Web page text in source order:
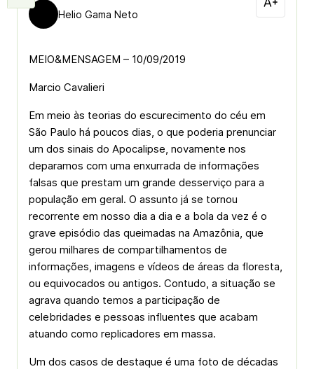
Helio Gama Neto
MEIO&MENSAGEM – 10/09/2019
Marcio Cavalieri
Em meio às teorias do escurecimento do céu em
São Paulo há poucos dias, o que poderia prenunciar
um dos sinais do Apocalipse, novamente nos
deparamos com uma enxurrada de informações
falsas que prestam um grande desserviço para a
população em geral. O assunto já se tornou
recorrente em nosso dia a dia e a bola da vez é o
grave episódio das queimadas na Amazônia, que
gerou milhares de compartilhamentos de
informações, imagens e vídeos de áreas da floresta,
ou equivocados ou antigos. Contudo, a situação se
agrava quando temos a participação de
celebridades e pessoas influentes que acabam
atuando como replicadores em massa.
Um dos casos de destaque é uma foto de décadas